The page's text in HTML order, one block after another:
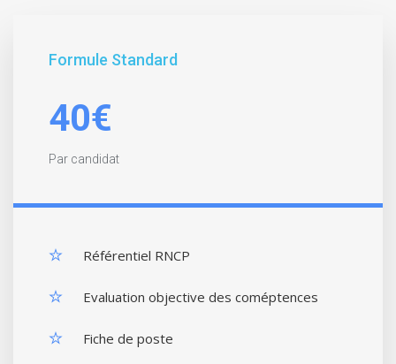
Formule Standard
40€
Par candidat
Référentiel RNCP
Evaluation objective des coméptences
Fiche de poste